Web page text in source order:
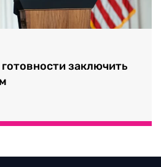
заключить